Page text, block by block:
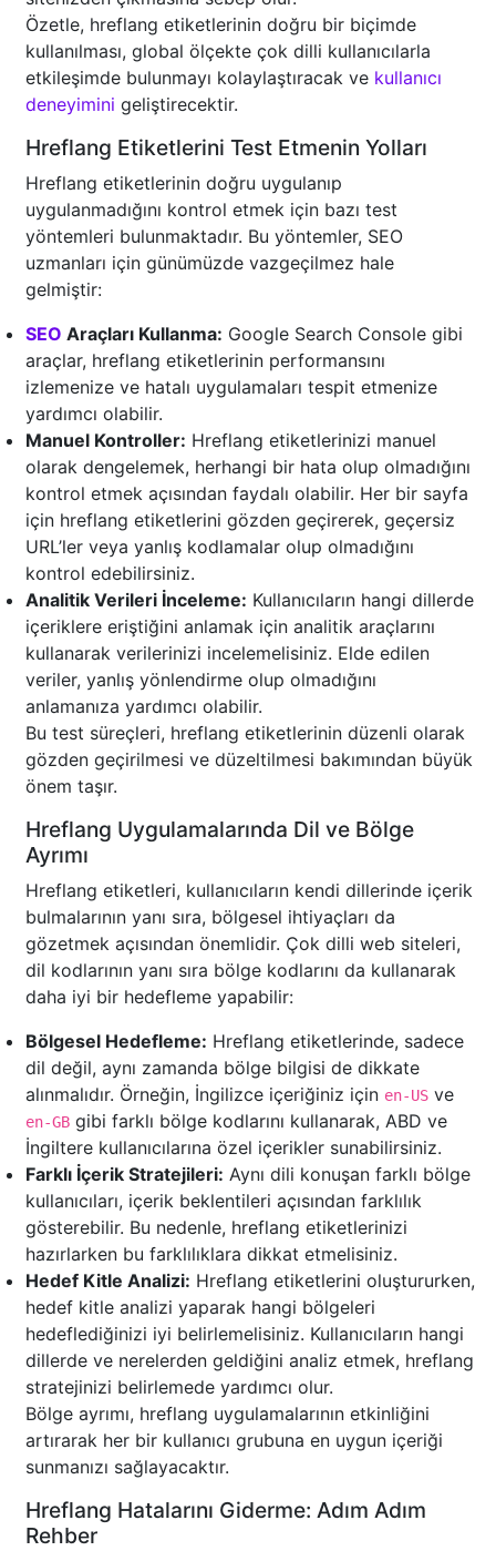
Özetle, hreflang etiketlerinin doğru bir biçimde
kullanılması, global ölçekte çok dilli kullanıcılarla
etkileşimde bulunmayı kolaylaştıracak ve kullanıcı
deneyimini geliştirecektir.
Hreflang Etiketlerini Test Etmenin Yolları
Hreflang etiketlerinin doğru uygulanıp
uygulanmadığını kontrol etmek için bazı test
yöntemleri bulunmaktadır. Bu yöntemler, SEO
uzmanları için günümüzde vazgeçilmez hale
gelmiştir:
SEO Araçları Kullanma: Google Search Console gibi
araçlar, hreflang etiketlerinin performansını
izlemenize ve hatalı uygulamaları tespit etmenize
yardımcı olabilir.
Manuel Kontroller: Hreflang etiketlerinizi manuel
olarak dengelemek, herhangi bir hata olup olmadığını
kontrol etmek açısından faydalı olabilir. Her bir sayfa
için hreflang etiketlerini gözden geçirerek, geçersiz
URL’ler veya yanlış kodlamalar olup olmadığını
kontrol edebilirsiniz.
Analitik Verileri İnceleme: Kullanıcıların hangi dillerde
içeriklere eriştiğini anlamak için analitik araçlarını
kullanarak verilerinizi incelemelisiniz. Elde edilen
veriler, yanlış yönlendirme olup olmadığını
anlamanıza yardımcı olabilir.
Bu test süreçleri, hreflang etiketlerinin düzenli olarak
gözden geçirilmesi ve düzeltilmesi bakımından büyük
önem taşır.
Hreflang Uygulamalarında Dil ve Bölge
Ayrımı
Hreflang etiketleri, kullanıcıların kendi dillerinde içerik
bulmalarının yanı sıra, bölgesel ihtiyaçları da
gözetmek açısından önemlidir. Çok dilli web siteleri,
dil kodlarının yanı sıra bölge kodlarını da kullanarak
daha iyi bir hedefleme yapabilir:
Bölgesel Hedefleme: Hreflang etiketlerinde, sadece
dil değil, aynı zamanda bölge bilgisi de dikkate
alınmalıdır. Örneğin, İngilizce içeriğiniz için en-US ve
en-GB gibi farklı bölge kodlarını kullanarak, ABD ve
İngiltere kullanıcılarına özel içerikler sunabilirsiniz.
Farklı İçerik Stratejileri: Aynı dili konuşan farklı bölge
kullanıcıları, içerik beklentileri açısından farklılık
gösterebilir. Bu nedenle, hreflang etiketlerinizi
hazırlarken bu farklılıklara dikkat etmelisiniz.
Hedef Kitle Analizi: Hreflang etiketlerini oluştururken,
hedef kitle analizi yaparak hangi bölgeleri
hedeflediğinizi iyi belirlemelisiniz. Kullanıcıların hangi
dillerde ve nerelerden geldiğini analiz etmek, hreflang
stratejinizi belirlemede yardımcı olur.
Bölge ayrımı, hreflang uygulamalarının etkinliğini
artırarak her bir kullanıcı grubuna en uygun içeriği
sunmanızı sağlayacaktır.
Hreflang Hatalarını Giderme: Adım Adım
Rehber